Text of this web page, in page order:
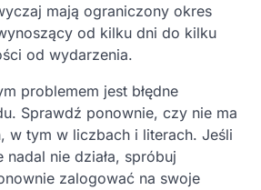
mają ograniczony okres
od kilku dni do kilku
od wydarzenia.
problemem jest błędne
Sprawdź ponownie, czy nie ma
w tym w liczbach i literach. Jeśli
nie działa, spróbuj
zalogować na swoje